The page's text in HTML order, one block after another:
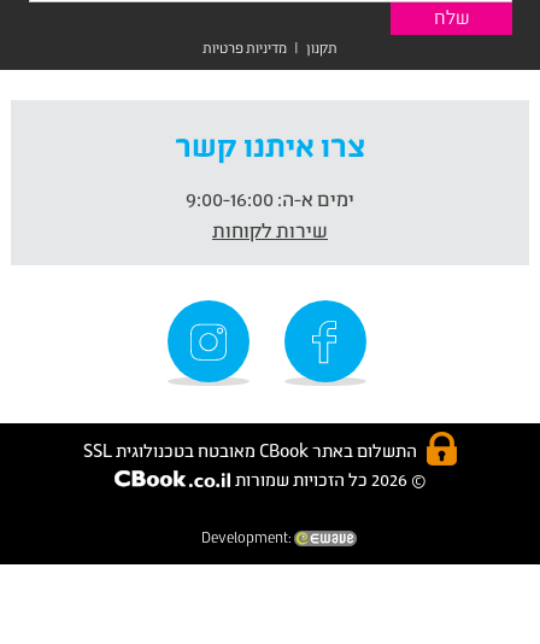
תקנון | מדיניות פרטיות
צרו איתנו קשר
ימים א-ה:
שירות לקוחות
התשלום באתר CBook מאובטח בטכנולוגית SSL
© 2026 כל הזכויות שמורות
Development: